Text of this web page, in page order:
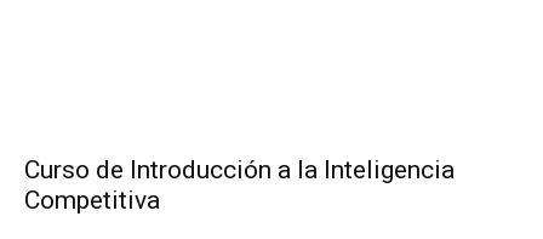
Curso de Introducción a la Inteligencia
Competitiva